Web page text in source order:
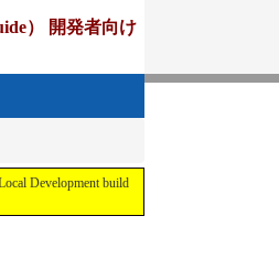
） 開発者向け
Development build